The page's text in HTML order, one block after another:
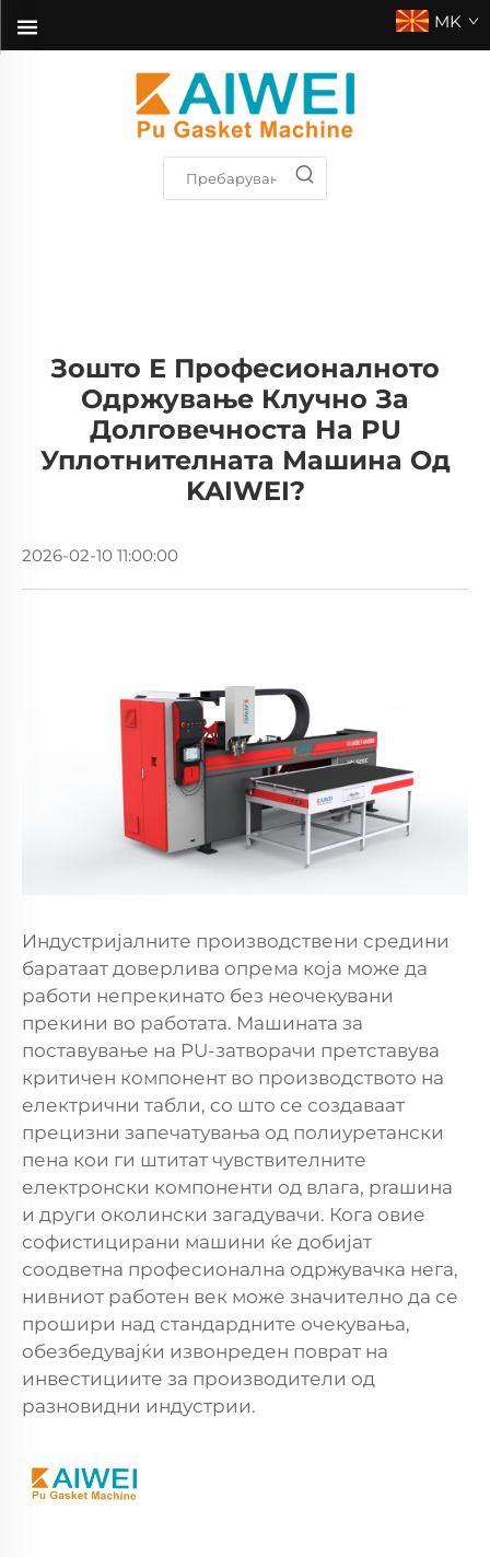
MK
Зошто Е Професионалното
Одржување Клучно За
Долговечноста На PU
Уплотнителната Машина Од
KAIWEI?
2026-02-10 11:00:00
Индустријалните производствени средини
баратаат доверлива опрема која може да
работи непрекинато без неочекувани
прекини во работата. Машината за
поставување на PU-затворачи претставува
критичен компонент во производството на
електрични табли, со што се создаваат
прецизни запечатувања од полиуретански
пена кои ги штитат чувствителните
електронски компоненти од влага, praшина
и други околински загадувачи. Кога овие
софистицирани машини ќе добијат
соодветна професионална одржувачка нега,
нивниот работен век може значително да се
прошири над стандардните очекувања,
обезбедувајќи извонреден поврат на
инвестициите за производители од
разновидни индустрии.